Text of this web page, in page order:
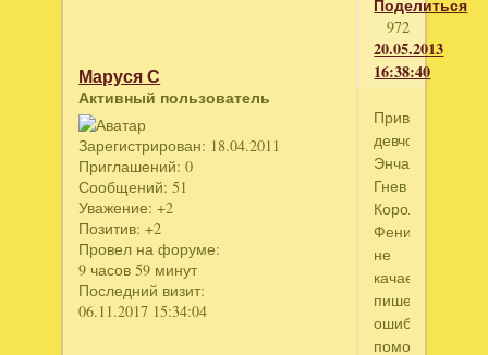
Поделиться
972
20.05.2013
16:38:40
Маруся С
Активный пользователь
Зарегистрирован: 18.04.2011
Приглашений: 0
Сообщений: 51
Уважение: +2
Позитив: +2
Провел на форуме:
9 часов 59 минут
Последний визит:
06.11.2017 15:34:04
Привет,
девчонки!
Энчантия:
Гнев
Королевы
Фениксов
не
качается,
пишет
ошибку,
помогите